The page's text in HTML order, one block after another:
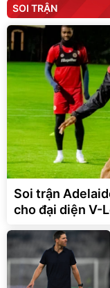
SOI TRẬN
Soi trận
cho đại diện V-